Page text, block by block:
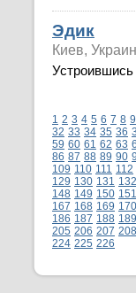
Эдик
Киев,
Устроившись
1 2 3 4 5 6 7 8 9
32 33 34 35 36
59 60 61 62 63
86 87 88 89 90
109 110 111 112
129 130 131 132
148 149 150 151
167 168 169 170
186 187 188 189
205 206 207 208
224 225 226